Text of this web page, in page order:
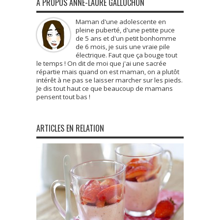
À PROPOS ANNE-LAURE GALLUCHON
Maman d'une adolescente en
pleine puberté, d'une petite puce
de 5 ans et d'un petit bonhomme
de 6 mois, je suis une vraie pile
électrique. Faut que ça bouge tout
le temps ! On dit de moi que j'ai une sacrée
répartie mais quand on est maman, on a plutôt
intérêt à ne pas se laisser marcher sur les pieds.
Je dis tout haut ce que beaucoup de mamans
pensent tout bas !
ARTICLES EN RELATION